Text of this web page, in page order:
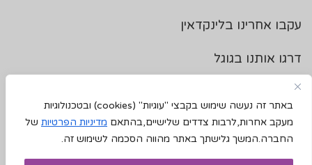
באתר זה נעשה שימוש בקבצי "עוגיות" (cookies) ובטכנולוגיות
מעקב אחרות,לרבות צדדים שלישיים,בהתאם מדיניות הפרטיות של
החברה.המשך גלישתך באתר מהווה הסכמה לשימוש זה.
עקבו אחרינו בלינקדאין
דרגו אותנו בגוגל
צרו איתנו קשר
2023 © כל הזכויות שמורות - "תוצאות" חברת ייעוץ